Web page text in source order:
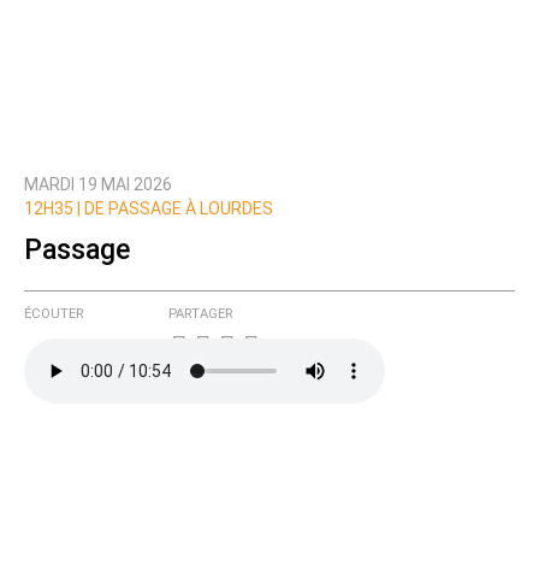
MARDI 19 MAI 2026
12H35 |
DE PASSAGE À LOURDES
Passage
ÉCOUTER PARTAGER